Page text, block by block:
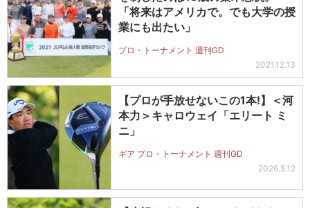
「将来はアメリカで。でも大学の授
業にも出たい」
プロ・トーナメント 週刊GD
2021.12.13
【プロが手放せないこの1本!】＜河
本力＞キャロウェイ「エリート ミ
ニ」
ギア プロ・トーナメント 週刊GD
2026.5.12